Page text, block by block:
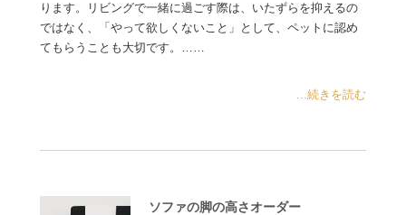
ります。リビングで一緒に過ごす際は、いたずらを抑えるの
ではなく、「やって欲しくないこと」として、ペットに認め
てもらうことも大切です。……
...続きを読む
ソファの脚の高さオーダー